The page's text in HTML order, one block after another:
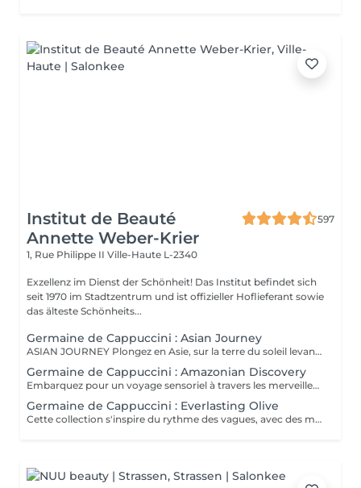
Institut de Beauté
Annette Weber-Krier
597
1, Rue Philippe II Ville-Haute L-2340
Exzellenz im Dienst der Schönheit! Das Institut befindet sich
seit 1970 im Stadtzentrum und ist offizieller Hoflieferant sowie
das älteste Schönheits...
Germaine de Cappuccini : Asian Journey
ASIAN JOURNEY Plongez en Asie, sur la terre du soleil levant, où chaque détail est conçu pour offrir harmonie et équilibre grâce à des soins exclusifs qui capturent l'esprit zen des anciens rituels japonais, infusés avec l'essence culturelle et cérémonielle du thé. La collection présente un parfum neuro-scientifiquement prouvé qui favorise l'harmonie et l'équilibre entre le corps et l'esprit. Des notes lactées enveloppantes s'associent à des bois crémeux sophistiqués et à des fruits exotiques. ACTIMOOD PROGRAM® : WELLBEINGMATCHA RENEWAL EXFOLIATION POUR LE CORPS Rituel d'exfoliation conçu pour révéler une peau douce et radieuse. Une formule exclusive à effet antioxydant qui enveloppe le corps d'une étreinte nourrissante et transformatrice. La caresse de sa texture gel extraordinaire permet une exfoliation aussi efficace qu'agréable. SERENITY SANCTUARY MASSAGE CORPOREL Inspiré du Shiatsu, une technique millénaire originaire du Japon, ce massage à effet relaxant vise à harmoniser le rythme naturel du corps en travaillant les méridiens énergétiques. La texture douce du lait de massage facilite le traitement, garantissant une glisse douce et agréable, tout en vous plongeant dans une atmosphère de profonde sérénité. ZEN CEREMONY RITUEL Conçu pour harmoniser le corps et l'esprit, ce rituel corporel associe la préparation et le soin de la peau à la philosophie orientale de l'équilibre holistique. Inspiré par le travail des méridiens énergétiques, il favorise un sentiment de bien-être total et profond.
Germaine de Cappuccini : Amazonian Discovery
Embarquez pour un voyage sensoriel à travers les merveilles de l'Amérique du Sud, où chaque soin capture la richesse de ses paysages et vous invite à découvrir ses ingrédients exotiques, récoltés de manière durable. La collection présente un parfum neuro-scientifiquement prouvé qui aide à augmenter la sensation d'énergie avec une combinaison de fruits tropicaux épicés. ACTIMOOD PROGRAM® : ENERGY VIVID AWAKENING-SOIN VISAGE Inspirée des secrets de beauté de l'Amazonie, cette expérience sensorielle associe une sélection minutieuse d'ingrédients exotiques qui réveillent la vitalité du visage. Dès les premiers instants, le rituel cérémoniel oriente les sens vers un paradis de calme et de sérénité, de connexion avec la nature, tandis que la peau vibre et se transforme.BIENFAITS Soin de la peau, douceur et hydratation* intense. Rajeunissement et amélioration de la texture de la peau. Le soin apporte une sensation de calme et de détente qui combat le stress. VITALITY RENEWAL-EXFOLIATION CORPORELLE Rituel d'exfoliation conçu pour révéler une peau douce et radieuse. Grâce à une synergie d'ingrédients de la plus haute qualité combinée à une technique évocatrice, ce beurre à la texture fondante ne renouvelle pas seulement la peau, mais procure également une sensation de revitalisation de l'âme. BLOOM SENSATION-MASSAGE CORPOREL Inspiré du massage holistique et énergétique « Lomi Lomi », ce nectar à base gélifiée se transforme en une huile luxueuse au contact de la peau, idéale pour être travaillée avec les mains et les avant-bras tout en enveloppant les sens d'une aura de bien-être total. VIBRANT REBIRTH-RITUEL Conçu pour harmoniser le corps et l'esprit, ce rituel corporel offre une expérience complète de soin et de préparation de la peau. Grâce à l'énergie vibrante de la nature, il favorise un profond sentiment de renaissance et d'éveil d'une nouvelle vitalité de la peau. RAINFOREST HARMONY-RITUEL Inspirés par l'étreinte de la Terre Mère, les savoirs anciens se mêlent à des techniques innovantes, créant une mosaïque de soins qui enveloppent le corps et l'esprit. Un rituel transformateur qui associe un soin du visage revitalisant à un massage énergisant, garantissant une expérience d'harmonie et de bien-être.
Germaine de Cappuccini : Everlasting Olive
Cette collection s'inspire du rythme des vagues, avec des mouvements longs et fluides qui imitent le rythme de la mer touchant le rivage. Chaque mouvement s'adapte au corps dans des mouvements ondulants, créant une expérience sensorielle profonde qui : Réduit le stress et libère les tensions musculaires. L'apport en oxygène s'améliore et les tissus sont revitalisés.